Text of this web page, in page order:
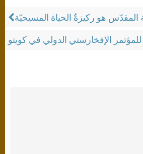
المقدّس هو ركيزةُ الحياة المسيحيّة
للمؤتمر الإفخارستي الدولي في كويتو